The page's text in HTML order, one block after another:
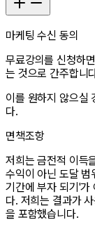
마케팅 수신 동의
무료강의를 신청하
는 것으로 간주합니
이를 원하지 않으실
다.
면책조항
저희는 금전적 이득
수익이 아닌 도달
기간에 부자 되기'가
다. 저희는 결과가
을 포함했습니다.